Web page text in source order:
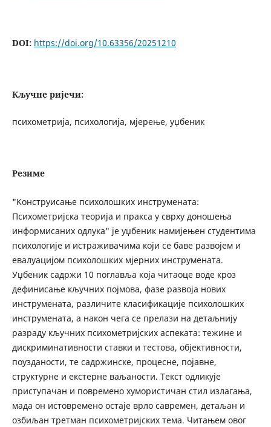
DOI: https://doi.org/10.63356/20251210
Кључне ријечи:
психометрија, психологија, мјерење, уџбеник
Резиме
"Kонструисање психолошких инструмената:
Психометријска теорија и пракса у сврху доношења
информисаних одлука" је уџбеник намијењен студентима
психологије и истраживачима који се баве развојем и
евалуацијом психолошких мјерних инструмената.
Уџбеник садржи 10 поглавља која читаоце воде кроз
дефинисање кључних појмова, фазе развоја нових
инструмената, различите класификације психолошких
инструмената, а након чега се прелази на детаљнију
разраду кључних психометријских аспеката: тежине и
дискриминативности ставки и тестова, објективности,
поузданости, те садржинске, процесне, појавне,
структурне и екстерне ваљаности. Текст одликује
приступачан и повремено хумористичан стил излагања,
мада он истовремено остаје врло савремен, детаљан и
озбиљан третман психометријских тема. Читањем овог